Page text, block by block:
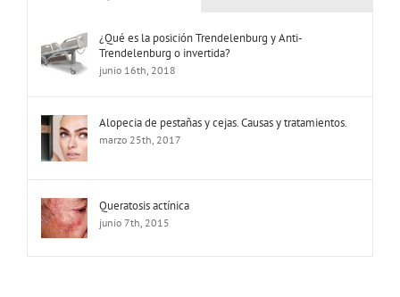
¿Qué es la posición Trendelenburg y Anti-
Trendelenburg o invertida?
junio 16th, 2018
Alopecia de pestañas y cejas. Causas y tratamientos.
marzo 25th, 2017
Queratosis actínica
junio 7th, 2015